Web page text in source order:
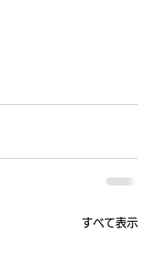
すべて表示